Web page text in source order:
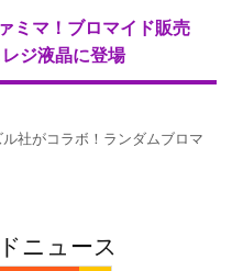
ミマ！ブロマイド販売
ジ液晶に登場
社がコラボ！ランダムブロマ
ニュース